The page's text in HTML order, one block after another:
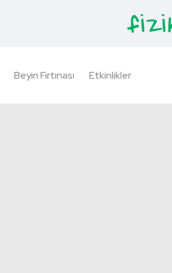
Beyin Fırtınası Etkinlikler